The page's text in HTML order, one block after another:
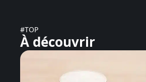
#TOP
À découvrir